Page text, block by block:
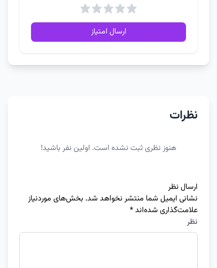
ارسال امتیاز
نظرات
هنوز نظری ثبت نشده است. اولین نفر باشید!
ارسال نظر
نشانی ایمیل شما منتشر نخواهد شد. بخش‌های موردنیاز
علامت‌گذاری شده‌اند*
نظر